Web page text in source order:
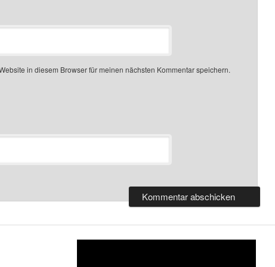
in diesem Browser für meinen nächsten Kommentar speichern.